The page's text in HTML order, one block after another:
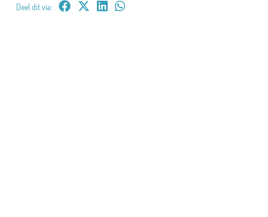
Deel dit via: